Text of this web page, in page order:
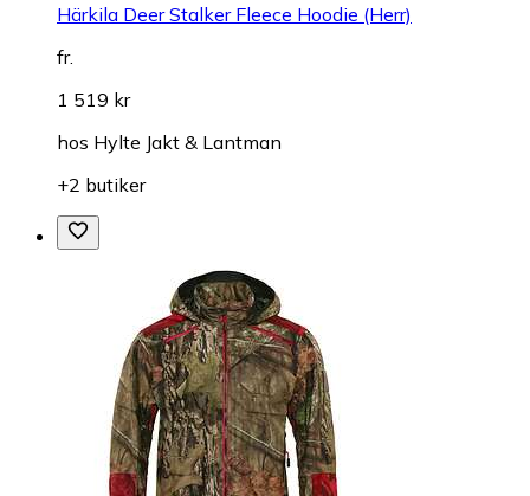
Härkila Deer Stalker Fleece Hoodie (Herr)
fr.
1 519 kr
hos Hylte Jakt & Lantman
+2 butiker